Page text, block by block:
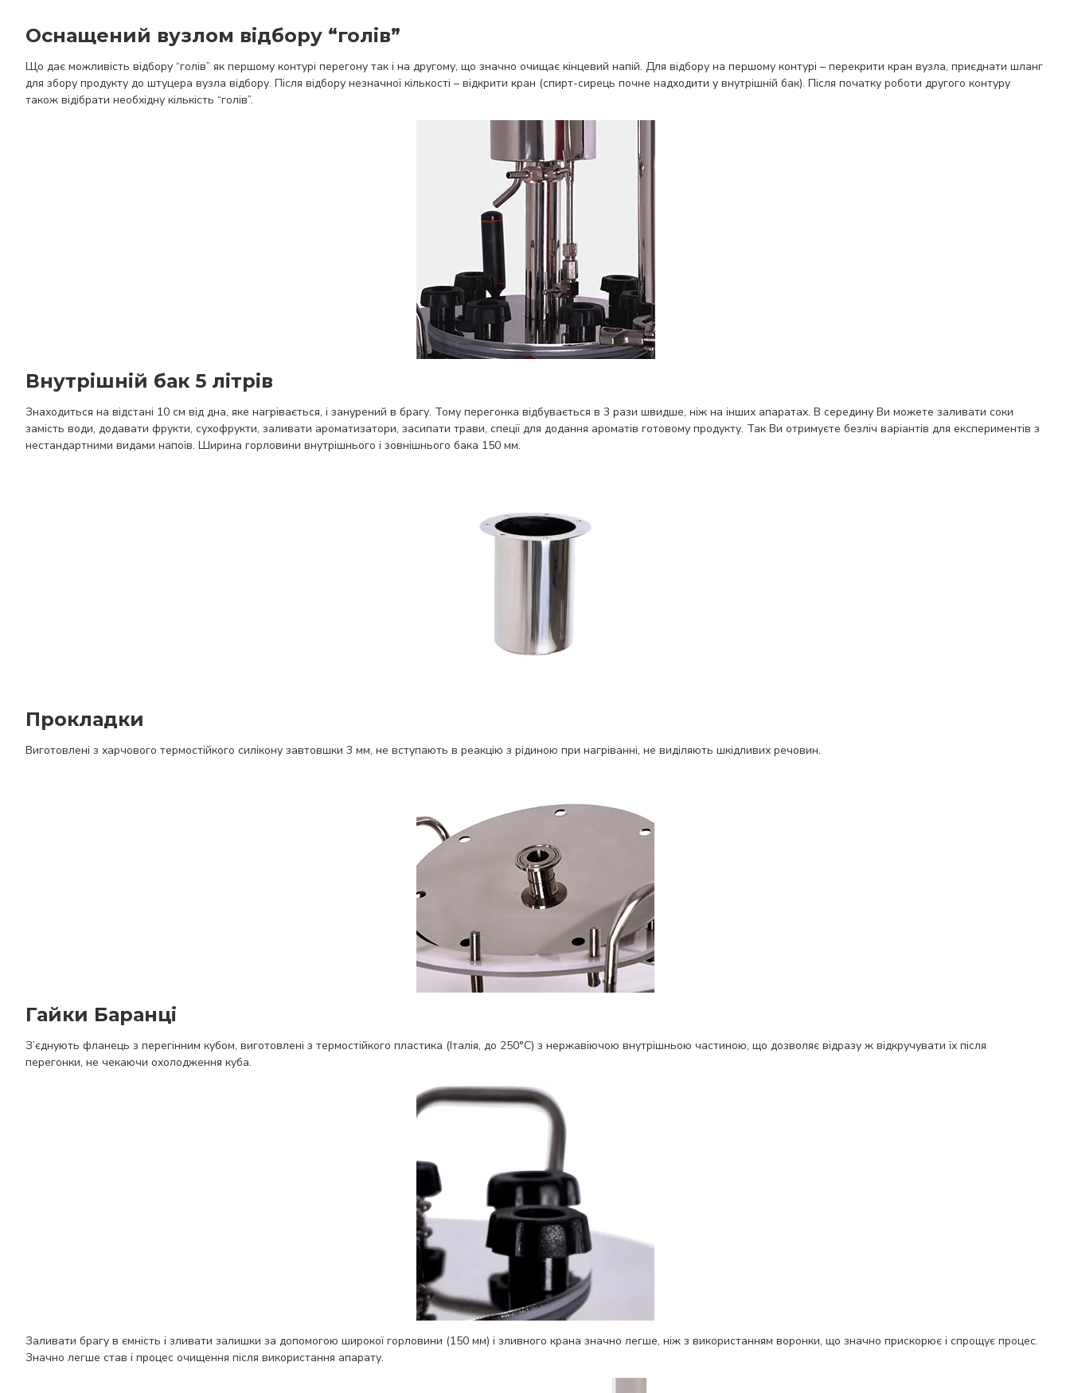
Оснащений вузлом відбору “голів”
Що дає можливість відбору “голів” як першому контурі перегону так і на другому, що значно очищає кінцевий напій. Для відбору на першому контурі – перекрити кран вузла, приєднати шланг
для збору продукту до штуцера вузла відбору. Після відбору незначної кількості – відкрити кран (спирт-сирець почне надходити у внутрішній бак). Після початку роботи другого контуру
також відібрати необхідну кількість “голів”.
Внутрішній бак 5 літрів
Знаходиться на відстані 10 см від дна, яке нагрівається, і занурений в брагу. Тому перегонка відбувається в 3 рази швидше, ніж на інших апаратах. В середину Ви можете заливати соки
замість води, додавати фрукти, сухофрукти, заливати ароматизатори, засипати трави, спеції для додання ароматів готовому продукту. Так Ви отримуєте безліч варіантів для експериментів з
нестандартними видами напоїв. Ширина горловини внутрішнього і зовнішнього бака 150 мм.
Прокладки
Виготовлені з харчового термостійкого силікону завтовшки 3 мм, не вступають в реакцію з рідиною при нагріванні, не виділяють шкідливих речовин.
Гайки Баранці
З’єднують фланець з перегінним кубом, виготовлені з термостійкого пластика (Італія, до 250°С) з нержавіючою внутрішньою частиною, що дозволяє відразу ж відкручувати їх після
перегонки, не чекаючи охолодження куба.
Заливати брагу в ємність і зливати залишки за допомогою широкої горловини (150 мм) і зливного крана значно легше, ніж з використанням воронки, що значно прискорює і спрощує процес.
Значно легше став і процес очищення після використання апарату.